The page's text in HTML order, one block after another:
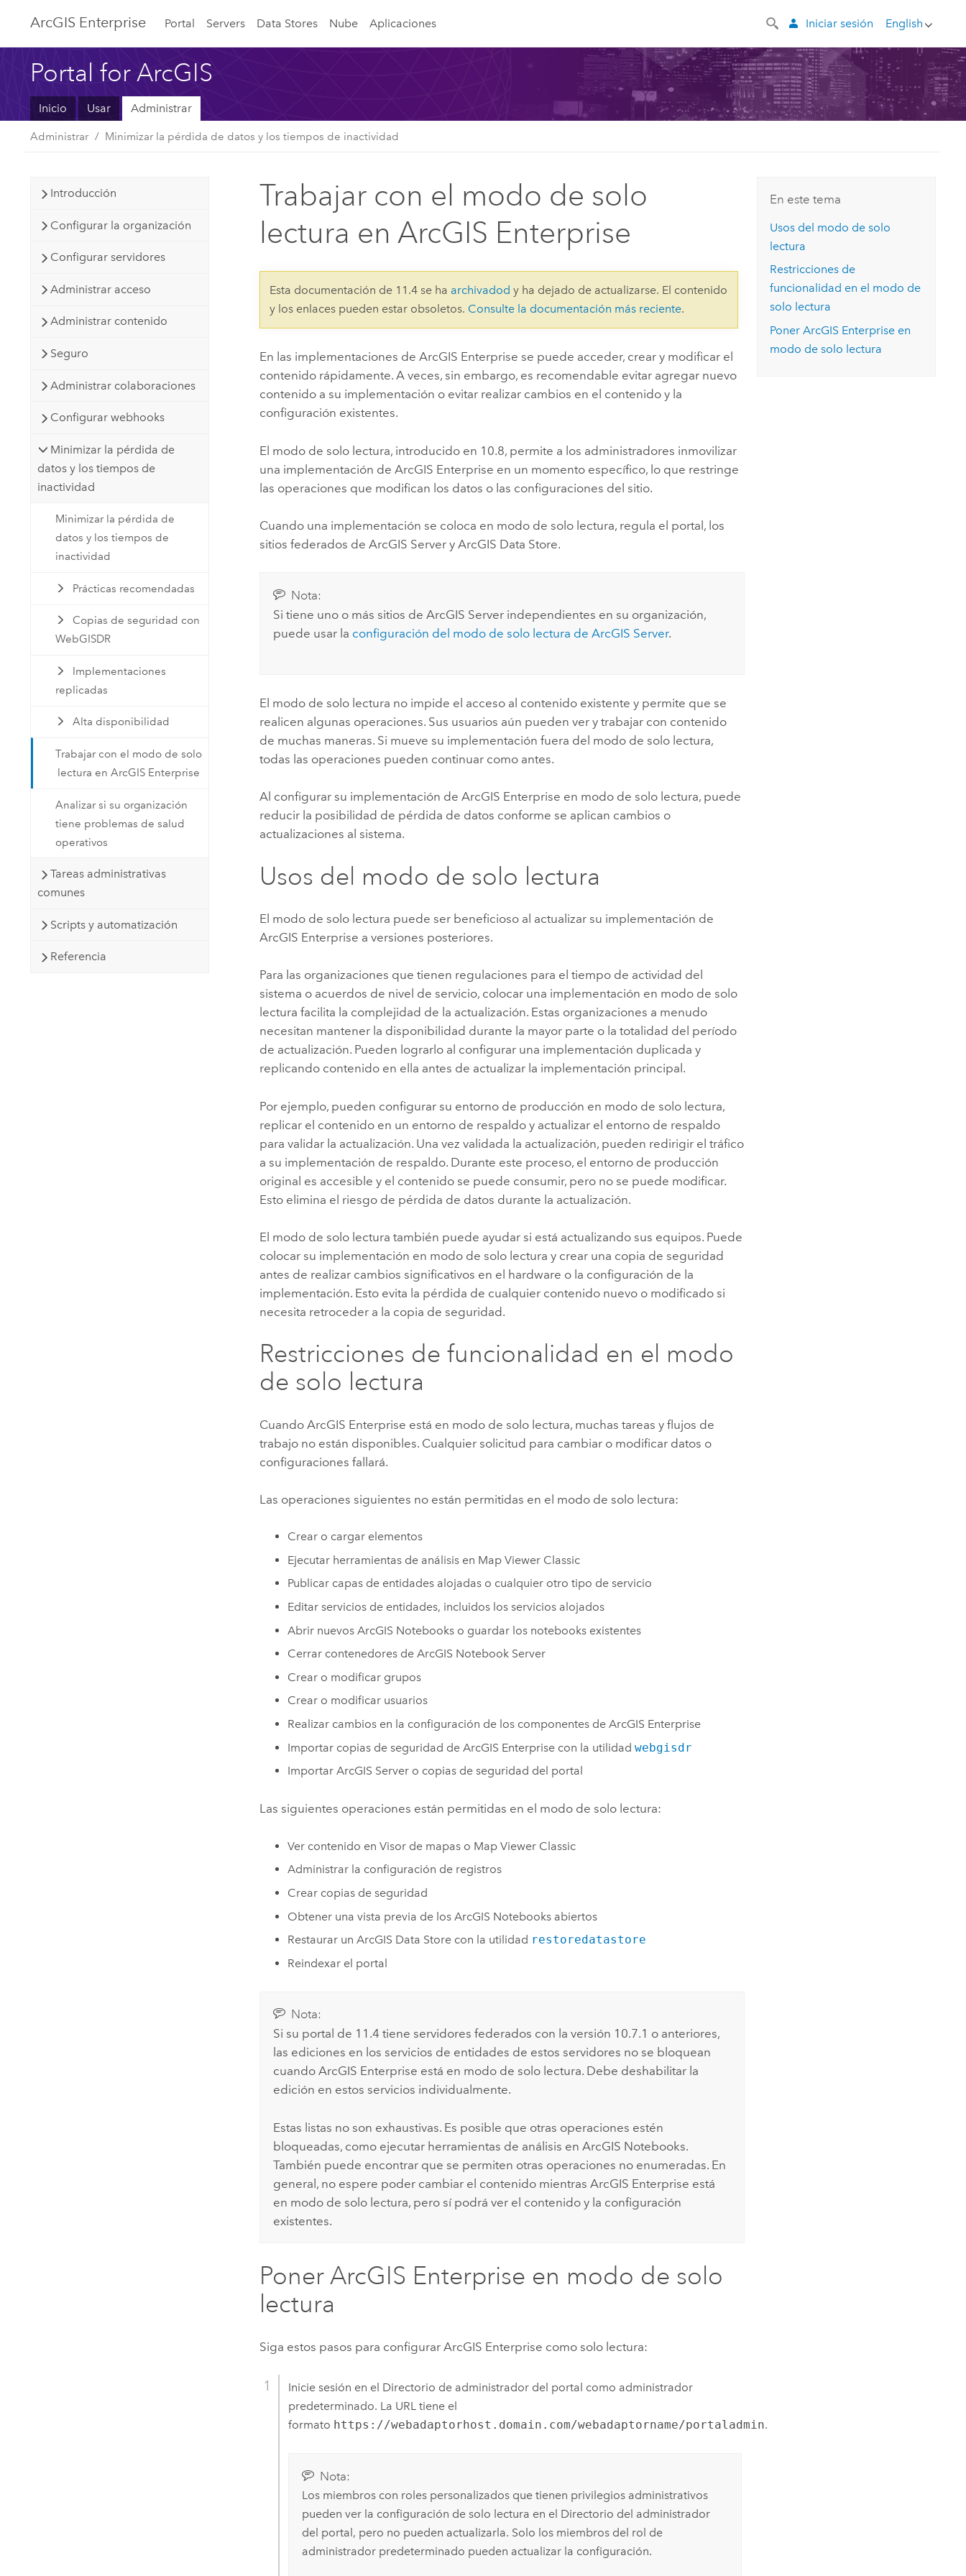
ArcGIS Enterprise Portal Servers Data Stores Nube Aplicaciones English
Iniciar sesión
Portal for ArcGIS
Inicio Usar Administrar
Administrar Minimizar la pérdida de datos y los tiempos de inactividad
Introducción
Configurar la organización
Configurar servidores
Administrar acceso
Administrar contenido
Seguro
Administrar colaboraciones
Configurar webhooks
Minimizar la pérdida de
datos y los tiempos de
inactividad
Minimizar la pérdida de
datos y los tiempos de
inactividad
Prácticas recomendadas
Copias de seguridad con
WebGISDR
Implementaciones
replicadas
Alta disponibilidad
Trabajar con el modo de solo
lectura en ArcGIS Enterprise
Analizar si su organización
tiene problemas de salud
operativos
Tareas administrativas
comunes
Scripts y automatización
Referencia
Trabajar con el modo de solo
lectura en ArcGIS Enterprise
Esta documentación de 11.4 se ha archivadod y ha dejado de actualizarse. El contenido
y los enlaces pueden estar obsoletos. Consulte la documentación más reciente.
En las implementaciones deArcGIS Enterprise se puede acceder, crear y modificar el
contenido rápidamente. A veces, sin embargo, es recomendable evitar agregar nuevo
contenido a su implementación o evitar realizar cambios en el contenido y la
configuración existentes.
El modo de solo lectura, introducido en 10.8, permite a los administradores inmovilizar
una implementación deArcGIS Enterprise en un momento específico, lo que restringe
las operaciones que modifican los datos o las configuraciones del sitio.
Cuando una implementación se coloca en modo de solo lectura, regula el portal, los
sitios federados deArcGIS Server yArcGIS Data Store.
Nota:
Si tiene uno o más sitios de ArcGIS Serverindependientes en su organización,
puede usar la configuración del modo de solo lectura de ArcGIS Server.
El modo de solo lectura no impide el acceso al contenido existente y permite que se
realicen algunas operaciones. Sus usuarios aún pueden ver y trabajar con contenido
de muchas maneras. Si mueve su implementación fuera del modo de solo lectura,
todas las operaciones pueden continuar como antes.
Al configurar su implementación deArcGIS Enterprise en modo de solo lectura, puede
reducir la posibilidad de pérdida de datos conforme se aplican cambios o
actualizaciones al sistema.
Usos del modo de solo lectura
El modo de solo lectura puede ser beneficioso al actualizar su implementación de
ArcGIS Enterprise a versiones posteriores.
Para las organizaciones que tienen regulaciones para el tiempo de actividad del
sistema o acuerdos de nivel de servicio, colocar una implementación en modo de solo
lectura facilita la complejidad de la actualización. Estas organizaciones a menudo
necesitan mantener la disponibilidad durante la mayor parte o la totalidad del período
de actualización. Pueden lograrlo al configurar una implementación duplicada y
replicando contenido en ella antes de actualizar la implementación principal.
Por ejemplo, pueden configurar su entorno de producción en modo de solo lectura,
replicar el contenido en un entorno de respaldo y actualizar el entorno de respaldo
para validar la actualización. Una vez validada la actualización, pueden redirigir el tráfico
a su implementación de respaldo. Durante este proceso, el entorno de producción
original es accesible y el contenido se puede consumir, pero no se puede modificar.
Esto elimina el riesgo de pérdida de datos durante la actualización.
El modo de solo lectura también puede ayudar si está actualizando sus equipos. Puede
colocar su implementación en modo de solo lectura y crear una copia de seguridad
antes de realizar cambios significativos en el hardware o la configuración de la
implementación. Esto evita la pérdida de cualquier contenido nuevo o modificado si
necesita retroceder a la copia de seguridad.
Restricciones de funcionalidad en el modo
de solo lectura
CuandoArcGIS Enterprise está en modo de solo lectura, muchas tareas y flujos de
trabajo no están disponibles. Cualquier solicitud para cambiar o modificar datos o
configuraciones fallará.
Las operaciones siguientes no están permitidas en el modo de solo lectura:
Crear o cargar elementos
Ejecutar herramientas de análisis en Map Viewer Classic
Publicar capas de entidades alojadas o cualquier otro tipo de servicio
Editar servicios de entidades, incluidos los servicios alojados
Abrir nuevos ArcGIS Notebookso guardar los notebooks existentes
Cerrar contenedores de ArcGIS Notebook Server
Crear o modificar grupos
Crear o modificar usuarios
Realizar cambios en la configuración de los componentes de ArcGIS Enterprise
Importar copias de seguridad de ArcGIS Enterprisecon la utilidad webgisdr
Importar ArcGIS Servero copias de seguridad del portal
Las siguientes operaciones están permitidas en el modo de solo lectura:
Ver contenido en Visor de mapaso Map Viewer Classic
Administrar la configuración de registros
Crear copias de seguridad
Obtener una vista previa de los ArcGIS Notebooksabiertos
Restaurar un ArcGIS Data Storecon la utilidad restoredatastore
Reindexar el portal
Nota:
Si su portal de 11.4tiene servidores federados con la versión 10.7.1 o anteriores,
las ediciones en los servicios de entidades de estos servidores no se bloquean
cuando ArcGIS Enterprise está en modo de solo lectura. Debe deshabilitar la
edición en estos servicios individualmente.
Estas listas no son exhaustivas. Es posible que otras operaciones estén
bloqueadas, como ejecutar herramientas de análisis en ArcGIS Notebooks.
También puede encontrar que se permiten otras operaciones no enumeradas. En
general, no espere poder cambiar el contenido mientras ArcGIS Enterprise está
en modo de solo lectura, pero sí podrá ver el contenido y la configuración
existentes.
PonerArcGIS Enterprise en modo de solo
lectura
Siga estos pasos para configurarArcGIS Enterprise como solo lectura:
Inicie sesión en el Directorio de administrador del portal como administrador
predeterminado. La URL tiene el
formato https://webadaptorhost.domain.com/webadaptorname/portaladmin.
Nota:
Los miembros con roles personalizados que tienen privilegios administrativos
pueden ver la configuración de solo lectura en el Directorio del administrador
del portal, pero no pueden actualizarla. Solo los miembros del rol de
administrador predeterminado pueden actualizar la configuración.
En este tema
Usos del modo de solo
lectura
Restricciones de
funcionalidad en el modo de
solo lectura
PonerArcGIS Enterprise en
modo de solo lectura